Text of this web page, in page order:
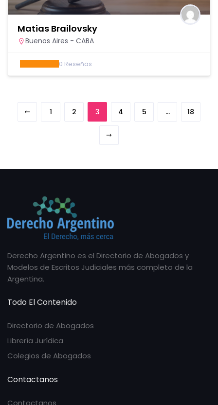
Matias Brailovsky
Buenos Aires - CABA
0 Reseñas
1 2 3 4 5 … 18
Derecho Argentino es el Directorio de Abogados y
Modelos de Escritos Judiciales más completo de la
Argentina.
Todo El Contenido
Directorio de Abogados
Librería Jurídica
Colegios de Abogados
Contactanos
Contactanos